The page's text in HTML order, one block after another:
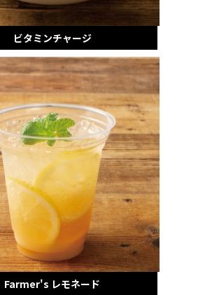
ビタミンチャージ
Farmer's レモネード